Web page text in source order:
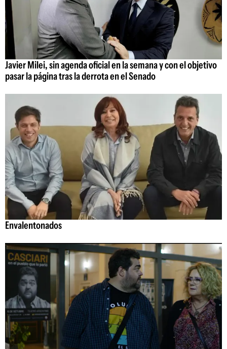
Javier Milei, sin agenda oficial en la semana y con el objetivo
pasar la página tras la derrota en el Senado
Envalentonados